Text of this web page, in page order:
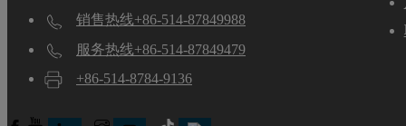
销售热线+86-514-87849988
服务热线+86-514-87849479
+86-514-8784-9136